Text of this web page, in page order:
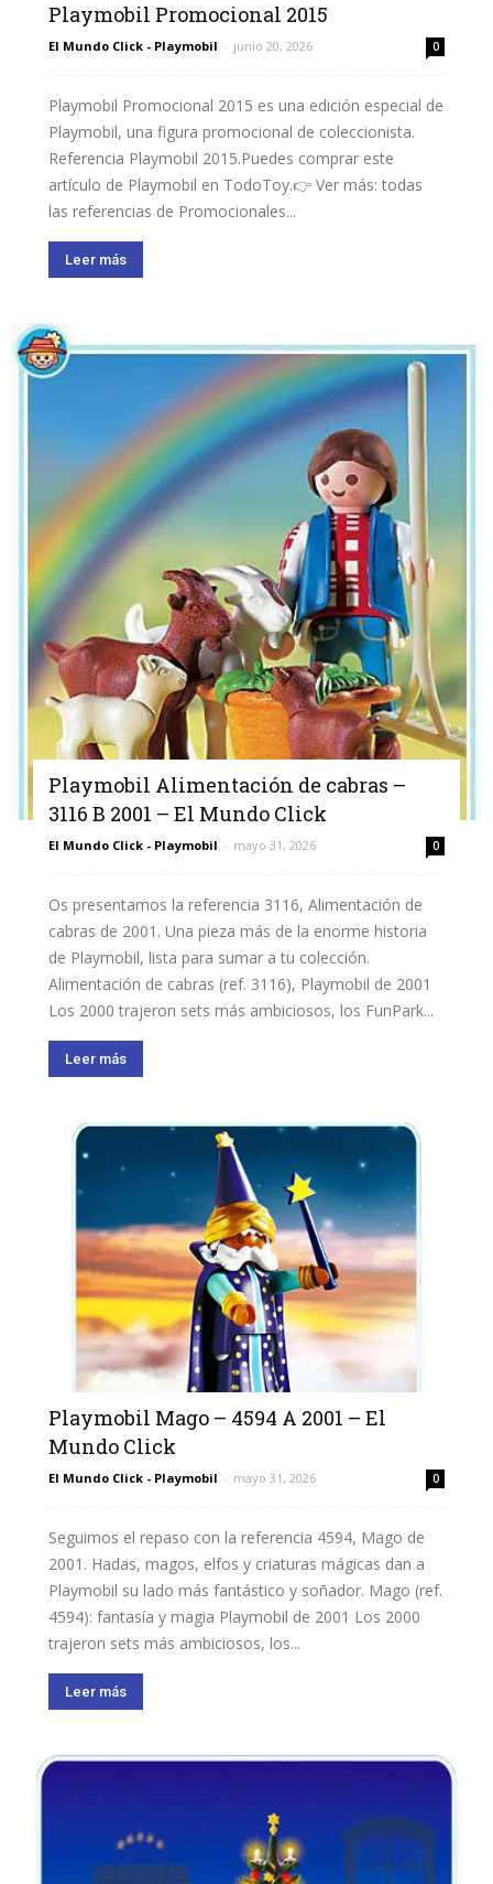
Playmobil Promocional 2015
El Mundo Click - Playmobil - junio 20, 2026 0
Playmobil Promocional 2015 es una edición especial de
Playmobil, una figura promocional de coleccionista.
Referencia Playmobil 2015.Puedes comprar este
artículo de Playmobil en TodoToy.👉 Ver más: todas
las referencias de Promocionales...
Leer más
Playmobil Alimentación de cabras –
3116 B 2001 – El Mundo Click
El Mundo Click - Playmobil - mayo 31, 2026 0
Os presentamos la referencia 3116, Alimentación de
cabras de 2001. Una pieza más de la enorme historia
de Playmobil, lista para sumar a tu colección.
Alimentación de cabras (ref. 3116), Playmobil de 2001
Los 2000 trajeron sets más ambiciosos, los FunPark...
Leer más
Playmobil Mago – 4594 A 2001 – El
Mundo Click
El Mundo Click - Playmobil - mayo 31, 2026 0
Seguimos el repaso con la referencia 4594, Mago de
2001. Hadas, magos, elfos y criaturas mágicas dan a
Playmobil su lado más fantástico y soñador. Mago (ref.
4594): fantasía y magia Playmobil de 2001 Los 2000
trajeron sets más ambiciosos, los...
Leer más